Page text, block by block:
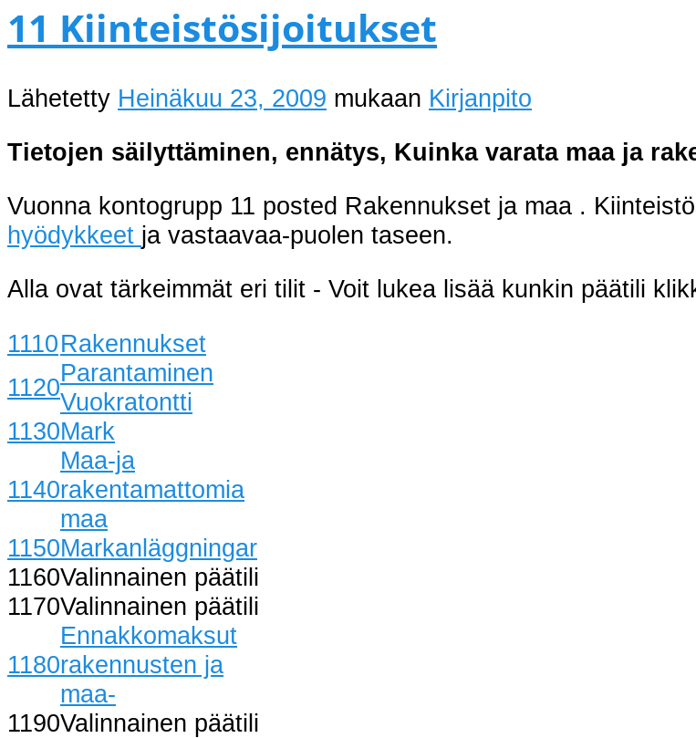
11 Kiinteistösijoitukset
Lähetetty Heinäkuu 23, 2009 mukaan Kirjanpito
Tietojen säilyttäminen, ennätys, Kuinka varata maa ja
Vuonna kontogrupp 11 posted Rakennukset ja maa .
hyödykkeet ja vastaavaa-puolen taseen.
Alla ovat tärkeimmät eri tilit - Voit lukea lisää kunkin päätili
1110Rakennukset
1120
Parantaminen
Vuokratontti
1130Mark
1140
Maa-ja
rakentamattomia
maa
1150Markanläggningar
1160Valinnainen päätili
1170Valinnainen päätili
1180
Ennakkomaksut
rakennusten ja
maa-
1190Valinnainen päätili